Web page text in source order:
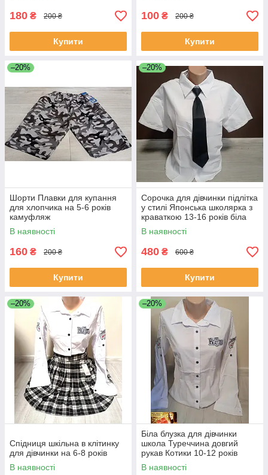
180 ₴ 200 ₴
Купити
100 ₴ 200 ₴
Купити
–20%
Шорти Плавки для купання
для хлопчика на 5-6 років
камуфляж
В наявності
160 ₴ 200 ₴
Купити
–20%
Сорочка для дівчинки підлітка
у стилі Японська школярка з
краваткою 13-16 років біла
В наявності
480 ₴ 600 ₴
Купити
–20%
Спідниця шкільна в клітинку
для дівчинки на 6-8 років
В наявності
–20%
Біла блузка для дівчинки
школа Туреччина довгий
рукав Котики 10-12 років
В наявності